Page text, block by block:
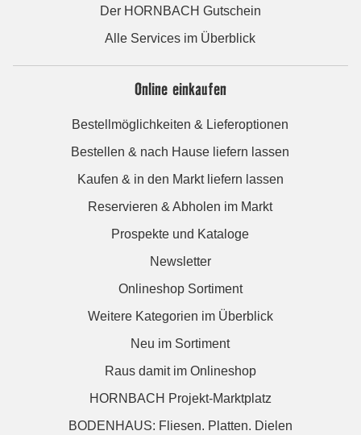
Der HORNBACH Gutschein
Alle Services im Überblick
Online einkaufen
Bestellmöglichkeiten & Lieferoptionen
Bestellen & nach Hause liefern lassen
Kaufen & in den Markt liefern lassen
Reservieren & Abholen im Markt
Prospekte und Kataloge
Newsletter
Onlineshop Sortiment
Weitere Kategorien im Überblick
Neu im Sortiment
Raus damit im Onlineshop
HORNBACH Projekt-Marktplatz
BODENHAUS: Fliesen. Platten. Dielen